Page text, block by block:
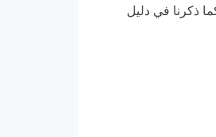
ذكرنا في دليل